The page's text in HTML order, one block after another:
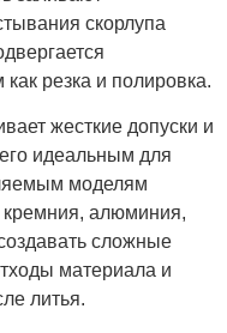
скорлупа
резка и полировка.
жесткие допуски и
идеальным для
моделям
кремния, алюминия,
сложные
материала и
литья.